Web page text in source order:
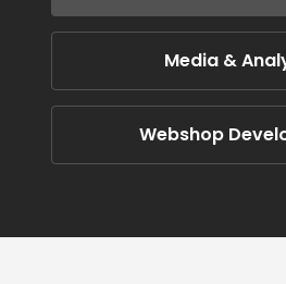
Media &
Webshop